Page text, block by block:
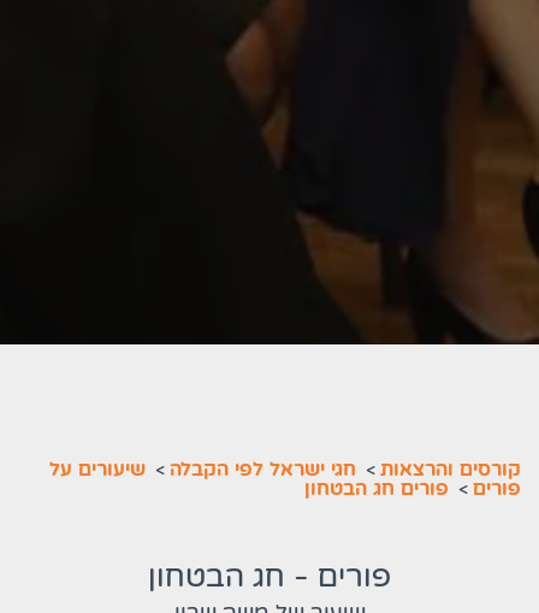
קורסים והרצאות > חגי ישראל לפי הקבלה > שיעורים על
פורים > פורים חג הבטחון
פורים - חג הבטחון